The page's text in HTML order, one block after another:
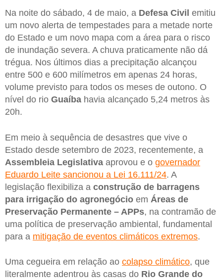
Na noite do sábado, 4 de maio, a Defesa Civil emitiu
um novo alerta de tempestades para a metade norte
do Estado e um novo mapa com a área para o risco
de inundação severa. A chuva praticamente não dá
trégua. Nos últimos dias a precipitação alcançou
entre 500 e 600 milímetros em apenas 24 horas,
volume previsto para todos os meses de outono. O
nível do rio Guaíba havia alcançado 5,24 metros às
20h.
Em meio à sequência de desastres que vive o
Estado desde setembro de 2023, recentemente, a
Assembleia Legislativa aprovou e o governador
Eduardo Leite sancionou a Lei 16.111/24. A
legislação flexibiliza a construção de barragens
para irrigação do agronegócio em Áreas de
Preservação Permanente – APPs, na contramão de
uma política de preservação ambiental, fundamental
para a mitigação de eventos climáticos extremos.
Uma cegueira em relação ao colapso climático, que
literalmente adentrou às casas do Rio Grande do